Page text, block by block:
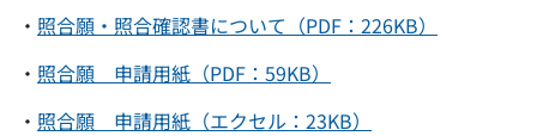
・ 照合願・照合確認書について（PDF：226KB）
・ 照合願 申請用紙（PDF：59KB）
・ 照合願 申請用紙（エクセル：23KB）